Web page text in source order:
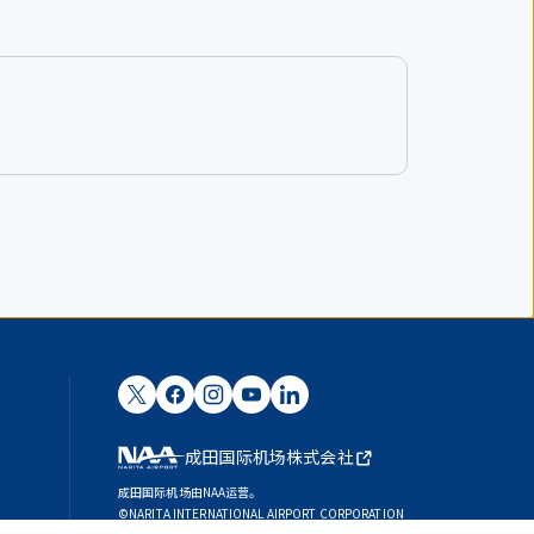
成田国际机场株式会社
成田国际机场由NAA运营。
©NARITA INTERNATIONAL AIRPORT CORPORATION